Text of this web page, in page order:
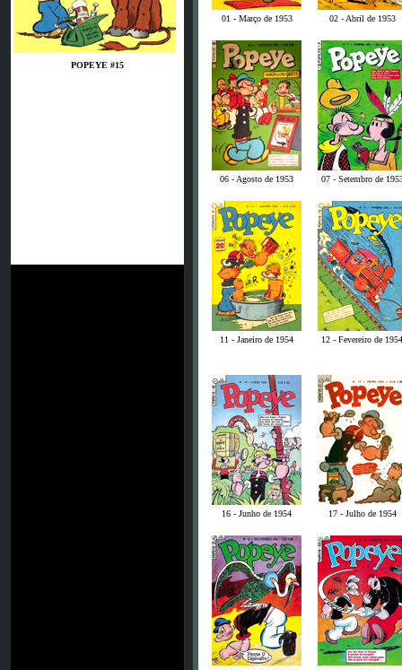
POPEYE #15
01 - Março de 1953 02 - Abril de 1953
06 - Agosto de 1953 07 - Setembro de
11 - Janeiro de 1954 12 - Fevereiro de 1954
16 - Junho de 1954 17 - Julho de 1954